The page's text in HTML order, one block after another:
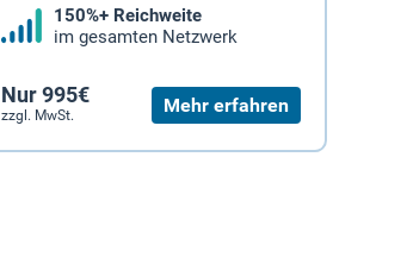
150%+ Reichweite
im gesamten Netzwerk
Nur 995€
zzgl. MwSt. Mehr erfahren